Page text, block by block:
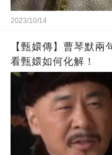
2023/10/14
【甄嬛傳】曹琴默兩
看甄嬛如何化解！